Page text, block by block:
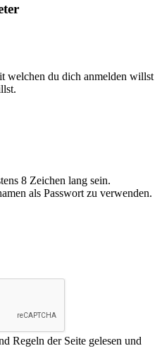
welchen du dich anmelden willst
8 Zeichen lang sein.
als Passwort zu verwenden.
Regeln der Seite gelesen und